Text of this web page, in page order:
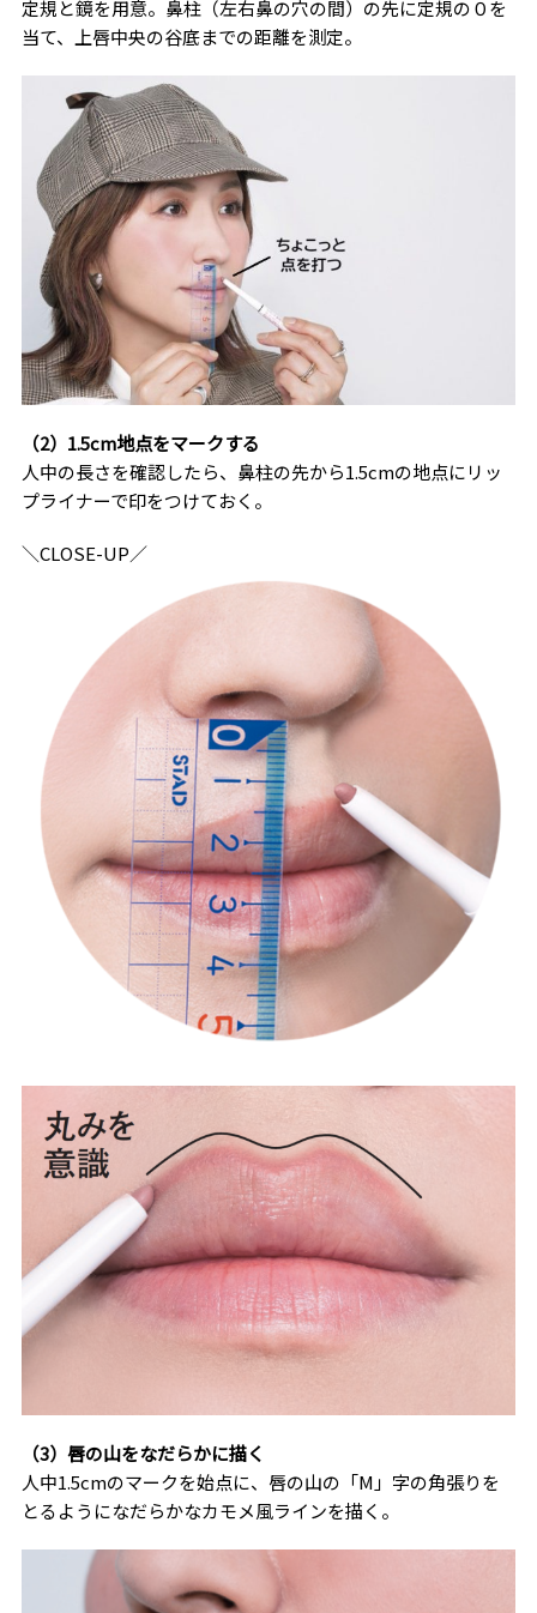
定規と鏡を用意。鼻柱（左右鼻の穴の間）の先に定規の０を
当て、上唇中央の谷底までの距離を測定。
（2）1.5cm地点をマークする
人中の長さを確認したら、鼻柱の先から1.5cmの地点にリッ
プライナーで印をつけておく。
＼CLOSE-UP／
（3）唇の山をなだらかに描く
人中1.5cmのマークを始点に、唇の山の「M」字の角張りを
とるようになだらかなカモメ風ラインを描く。